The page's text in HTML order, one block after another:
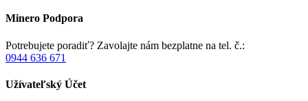
Minero Podpora
Potrebujete poradiť? Zavolajte nám bezplatne na tel. č.:
0944 636 671
Užívateľský Účet